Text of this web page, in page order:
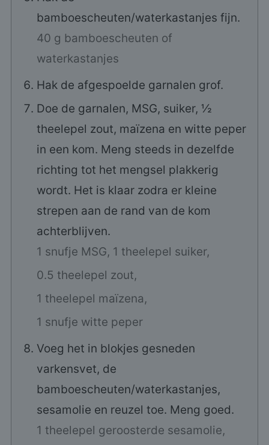
bamboescheuten/waterkastanjes fijn.
40 g bamboescheuten of
waterkastanjes
Hak de afgespoelde garnalen grof.
Doe de garnalen, MSG, suiker, ½
theelepel zout, maïzena en witte peper
in een kom. Meng steeds in dezelfde
richting tot het mengsel plakkerig
wordt. Het is klaar zodra er kleine
strepen aan de rand van de kom
achterblijven.
1 snufje MSG, 1 theelepel suiker,
0.5 theelepel zout,
1 theelepel maïzena,
1 snufje witte peper
Voeg het in blokjes gesneden
varkensvet, de
bamboescheuten/waterkastanjes,
sesamolie en reuzel toe. Meng goed.
1 theelepel geroosterde sesamolie,